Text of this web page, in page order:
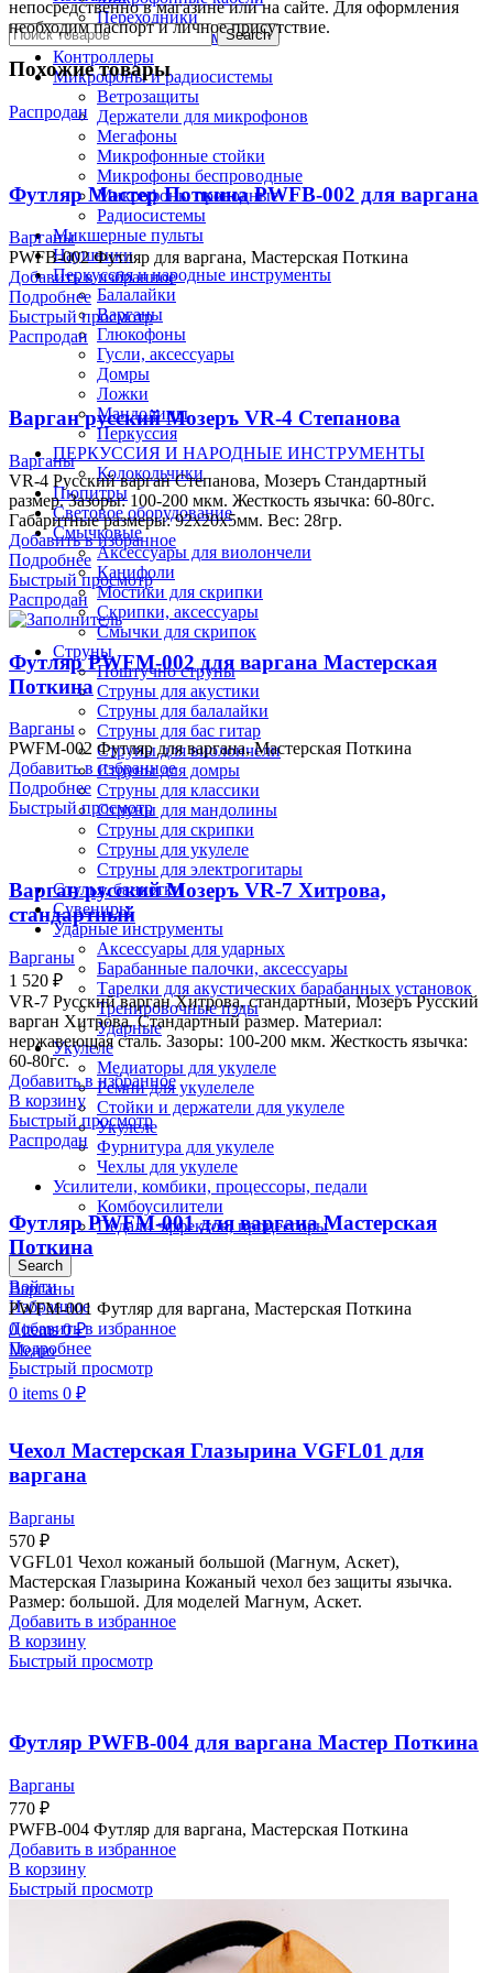
Переходники
Штекера, разъемы
Контроллеры
Микрофоны и радиосистемы
Ветрозащиты
Держатели для микрофонов
Мегафоны
Микрофонные стойки
Микрофоны беспроводные
Микрофоны проводные
Радиосистемы
Микшерные пульты
Наушники
Перкуссия и народные инструменты
Балалайки
Варганы
Глюкофоны
Гусли, аксессуары
Домры
Ложки
Мандолины
Перкуссия
ПЕРКУССИЯ И НАРОДНЫЕ ИНСТРУМЕНТЫ
Колокольчики
Пюпитры
Световое оборудование
Смычковые
Аксессуары для виолончели
Канифоли
Мостики для скрипки
Скрипки, аксессуары
Смычки для скрипок
Струны
Поштучно струны
Струны для акустики
Струны для балалайки
Струны для бас гитар
Струны для виолончели
Струны для домры
Струны для классики
Струны для мандолины
Струны для скрипки
Струны для укулеле
Струны для электрогитары
Стулья, банкетки
Сувениры
Ударные инструменты
Аксессуары для ударных
Барабанные палочки, аксессуары
Тарелки для акустических барабанных установок
Тренировочные пэды
Ударные
Укулеле
Медиаторы для укулеле
Ремни для укулелеле
Стойки и держатели для укулеле
Укулеле
Фурнитура для укулеле
Чехлы для укулеле
Усилители, комбики, процессоры, педали
Комбоусилители
Педали эффектов, процессоры
Search
Войти
Избранное
0items 0₽
Меню
0 items 0 ₽
Search
непосредственно в магазине или на сайте. Для оформления
необходим паспорт и личное присутствие.
Похожие товары
Распродан
Футляр Мастер Поткина PWFB-002 для варгана
Варганы
PWFB-002 Футляр для варгана, Мастерская Поткина
Добавить в избранное
Подробнее
Быстрый просмотр
Распродан
Варган русский Мозеръ VR-4 Степанова
Варганы
VR-4 Русский варган Степанова, Мозеръ Стандартный
размер. Зазоры: 100-200 мкм. Жесткость язычка: 60-80гс.
Габаритные размеры: 92х20х5мм. Вес: 28гр.
Добавить в избранное
Подробнее
Быстрый просмотр
Распродан
Футляр PWFM-002 для варгана Мастерская
Поткина
Варганы
PWFM-002 Футляр для варгана, Мастерская Поткина
Добавить в избранное
Подробнее
Быстрый просмотр
Варган русский Мозеръ VR-7 Хитрова,
стандартный
Варганы
1 520 ₽
VR-7 Русский варган Хитрова, стандартный, Мозеръ Русский
варган Хитрова. Стандартный размер. Материал:
нержавеющая сталь. Зазоры: 100-200 мкм. Жесткость язычка:
60-80гс.
Добавить в избранное
В корзину
Быстрый просмотр
Распродан
Футляр PWFM-001 для варгана Мастерская
Поткина
Варганы
PWFM-001 Футляр для варгана, Мастерская Поткина
Добавить в избранное
Подробнее
Быстрый просмотр
Чехол Мастерская Глазырина VGFL01 для
варгана
Варганы
570 ₽
VGFL01 Чехол кожаный большой (Магнум, Аскет),
Мастерская Глазырина Кожаный чехол без защиты язычка.
Размер: большой. Для моделей Магнум, Аскет.
Добавить в избранное
В корзину
Быстрый просмотр
Футляр PWFB-004 для варгана Мастер Поткина
Варганы
770 ₽
PWFB-004 Футляр для варгана, Мастерская Поткина
Добавить в избранное
В корзину
Быстрый просмотр